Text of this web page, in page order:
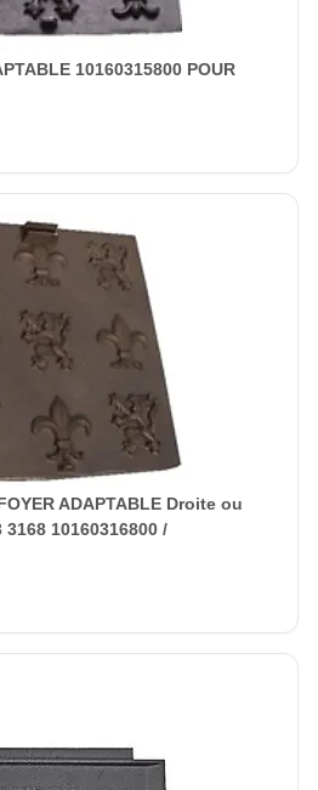
10160315800 POUR
ADAPTABLE Droite ou
10160316800 /